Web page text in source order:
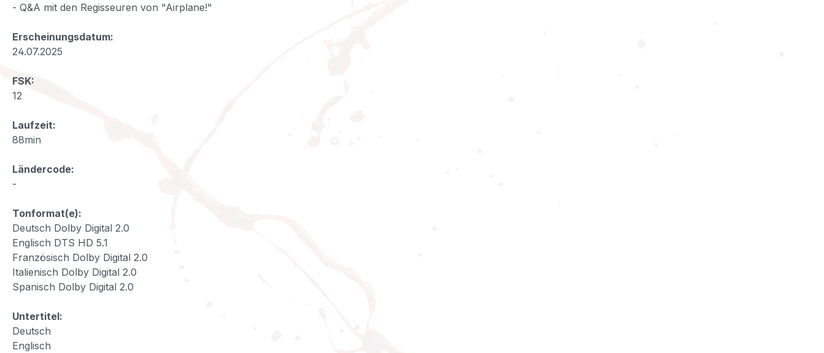
- Q&A mit den Regisseuren von "Airplane!"
Erscheinungsdatum:
24.07.2025
FSK:
12
Laufzeit:
88min
Ländercode:
-
Tonformat(e):
Deutsch Dolby Digital 2.0
Englisch DTS HD 5.1
Französisch Dolby Digital 2.0
Italienisch Dolby Digital 2.0
Spanisch Dolby Digital 2.0
Untertitel:
Deutsch
Englisch